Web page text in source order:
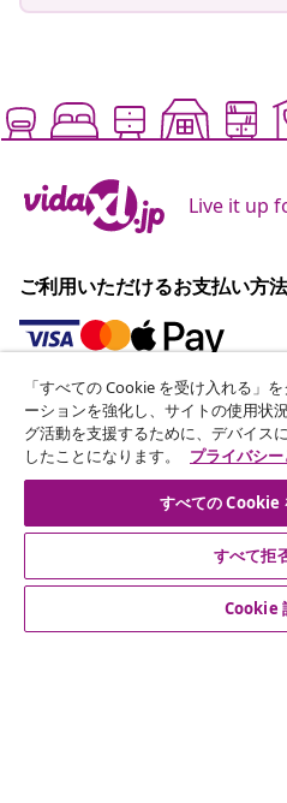
Live it up
ご利用いただけるお支払い方法
ニュースレターに登録する
70万人以上のユーザーと一緒
な情報や季節限定セール、新
公式SNSアカウント
「すべての Cookie を受け入れる」
ーションを強化し、サイトの使用状
グ活動を支援するために、デバイス
したことになります。
プライバシ
すべての Cookie
すべて拒
Cookie